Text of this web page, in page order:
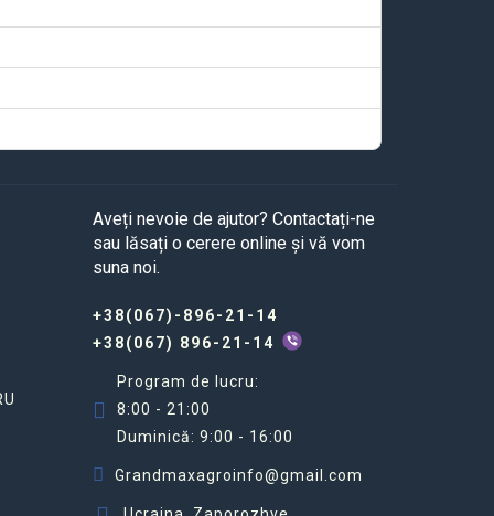
Aveți nevoie de ajutor? Contactați-ne
sau lăsați o cerere online și vă vom
suna noi.
+38(067)-896-21-14
+38(067) 896-21-14
Program de lucru:
8:00 - 21:00
Duminică: 9:00 - 16:00
Grandmaxagroinfo@gmail.com